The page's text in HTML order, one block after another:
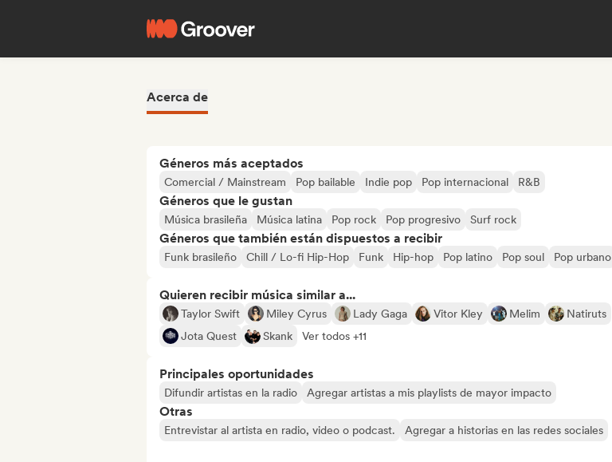
Acerca de
Géneros más aceptados
Comercial / Mainstream Pop bailable Indie pop Pop internacional R&B
Géneros que le gustan
Música brasileña Música latina Pop rock Pop progresivo Surf rock
Géneros que también están dispuestos a recibir
Funk brasileño Chill / Lo-fi Hip-Hop Funk Hip-hop Pop latino Pop soul Pop urbano
Quieren recibir música similar a...
Taylor Swift Miley Cyrus Lady Gaga Vitor Kley Melim
Natiruts
Jota Quest
Skank Ver todos +11
Principales oportunidades
Difundir artistas en la radio Agregar artistas a mis playlists de mayor impacto
Otras
Entrevistar al artista en radio, video o podcast. Agregar a historias en las redes sociales